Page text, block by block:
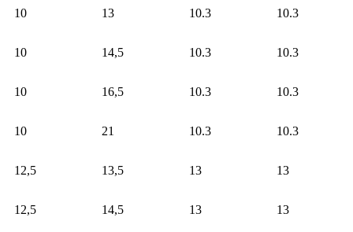
10 13 10.3 10.3
10 14,5 10.3 10.3
10 16,5 10.3 10.3
10 21 10.3 10.3
12,5 13,5 13 13
12,5 14,5 13 13